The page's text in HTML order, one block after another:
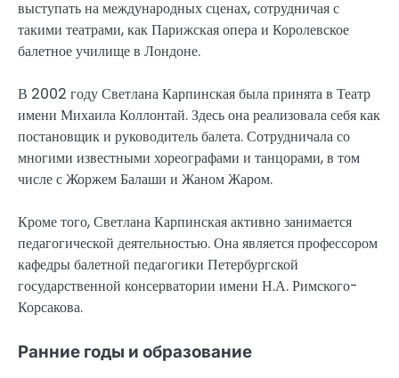
выступать на международных сценах, сотрудничая с
такими театрами, как Парижская опера и Королевское
балетное училище в Лондоне.
В 2002 году Светлана Карпинская была принята в Театр
имени Михаила Коллонтай. Здесь она реализовала себя как
постановщик и руководитель балета. Сотрудничала со
многими известными хореографами и танцорами, в том
числе с Жоржем Балаши и Жаном Жаром.
Кроме того, Светлана Карпинская активно занимается
педагогической деятельностью. Она является профессором
кафедры балетной педагогики Петербургской
государственной консерватории имени Н.А. Римского-
Корсакова.
Ранние годы и образование